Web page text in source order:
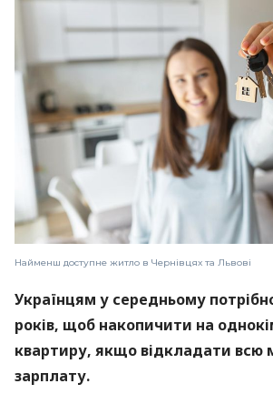
Найменш доступне житло в Чернівцях та Львові
Українцям у середньому
років, щоб накопичити на
квартиру, якщо відкладати всю
зарплату.